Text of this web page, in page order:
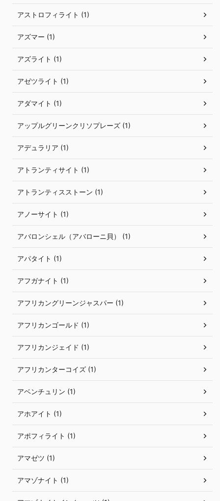
アストロフィライト (1)
アズマー (1)
アズライト (1)
アゼツライト (1)
アダマイト (1)
アップルグリーンクリソプレーズ (1)
アデュラリア (1)
アトランティサイト (1)
アトランティスストーン (1)
アノーサイト (1)
アバロンシェル（アバローニ貝） (1)
アパタイト (1)
アフガナイト (1)
アフリカングリーンジャスパー (1)
アフリカンゴールド (1)
アフリカンジェイド (1)
アフリカンターコイズ (1)
アベンチュリン (1)
アホアイト (1)
アポフィライト (1)
アマゼツ (1)
アマゾナイト (1)